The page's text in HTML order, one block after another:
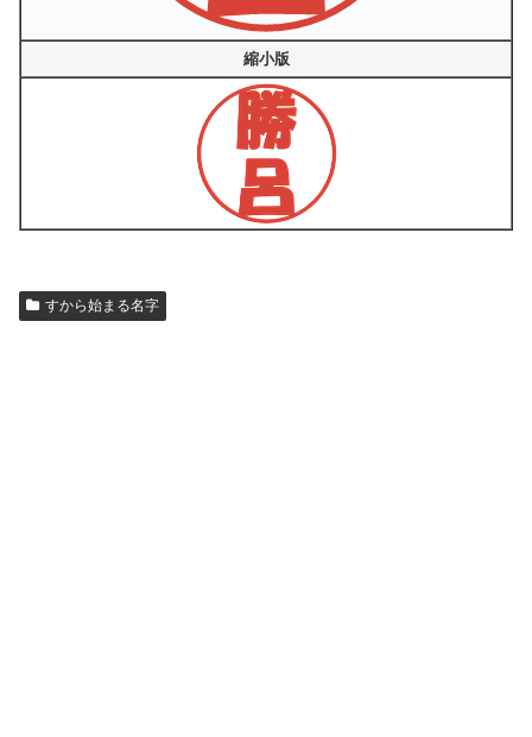
縮小版
すから始まる名字